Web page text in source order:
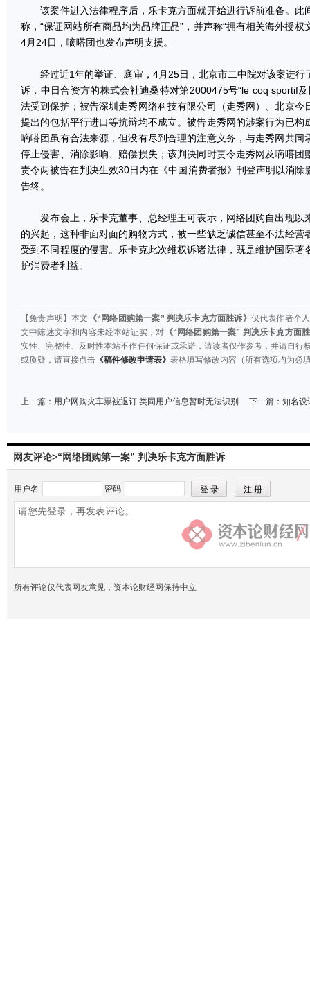
该案件进入法律程序后，乐卡克方面就开始进行诉前准备。此
称，“保证网站所有商品均为品牌正品”，并声称“拥有相关海外授权
4月24日，嘀嗒团也发布声明支援。
经过近1年的举证、庭审，4月25日，北京市二中院对该案进行
诉，中日合资方的株式会社迪桑特对第2000475号“le coq sportif
法受到保护；被告深圳走秀网络科技有限公司（走秀网）、北京今
提出的包括平行进口等抗辩均不成立。被告走秀网的涉案行为已构
嘀嗒团虽有合法来源，但没有尽到合理的注意义务，与走秀网共同
停止侵害、消除影响、赔偿损失；该判决同时责令走秀网及嘀嗒团
责令两被告在判决生效30日内在《中国消费者报》刊登声明以消
告终。
发布会上，乐卡克董事、总经理王可表示，网络团购自出现以
的兴起，这种非面对面的购物方式，被一些缺乏诚信甚至不法经
受到不同程度的侵害。乐卡克此次维权诉诸法律，既是维护国际著
护消费者利益。
【免责声明】本文 《“网络团购第一案” 判决乐卡克方面胜诉》 仅代表作者个
文中陈述文字和内容未经本站证实，对 《“网络团购第一案” 判决乐卡克方面
实性、完整性、及时性本站不作任何保证或承诺，请读者仅作参考，并请自行
或质疑，请直接点击 《稿件修改申请表》 表格填写修改内容（所有选项均为必
上一篇： 用户网购火车票被退订 类同用户信息暂时无法识别 下一篇： 知名设
网友评论>“网络团购第一案” 判决乐卡克方面胜诉
用户名 密码
所有评论仅代表网友意见，资本论财经网保持中立